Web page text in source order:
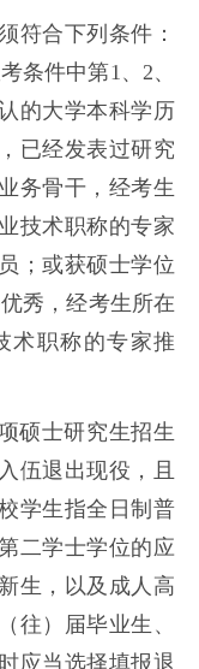
符合下列条件：
条件中第1、2、
的大学本科学历
已经发表过研究
务骨干，经考生
技术职称的专家
；或获硕士学位
秀，经考生所在
术职称的专家推
硕士研究生招生
伍退出现役，且
学生指全日制普
二学士学位的应
生，以及成人高
往）届毕业生、
应当选择填报退